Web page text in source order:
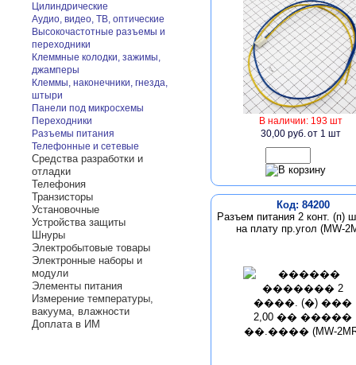
Цилиндрические
Аудио, видео, ТВ, оптические
Высокочастотные разъемы и
переходники
Клеммные колодки, зажимы,
джамперы
Клеммы, наконечники, гнезда,
штыри
Панели под микросхемы
Переходники
Разъемы питания
Телефонные и сетевые
Средства разработки и
отладки
Телефония
Транзисторы
Установочные
Устройства защиты
Шнуры
Электробытовые товары
Электронные наборы и
модули
Элементы питания
Измерение температуры,
вакуума, влажности
Доплата в ИМ
В наличии: 193 шт
30,00 руб.от 1 шт
Код: 84200
Разъем питания 2 конт. (п)
на плату пр.угол (MW-